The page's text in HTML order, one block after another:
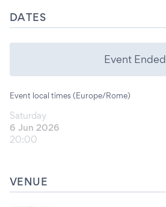
DATES
Event Ended
Event local times (Europe/Rome)
Saturday
6 Jun 2026
20:00
VENUE